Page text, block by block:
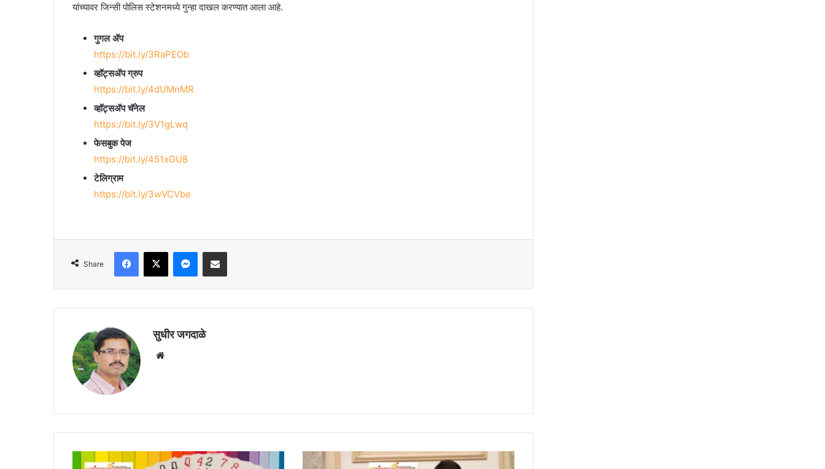
यांच्यावर जिन्सी पोलिस स्टेशनमध्ये गुन्हा दाखल करण्यात आला आहे.
गुगल ॲप
https://bit.ly/3RaPEOb
व्हॉट्सॲप ग्रुप
https://bit.ly/4dUMnMR
व्हॉट्सॲप चॅनेल
https://bit.ly/3V1gLwq
फेसबुक पेज
https://bit.ly/451xGU8
टेलिग्राम
https://bit.ly/3wVCVbe
Share
Facebook
X Messenger
Share via Email
सुधीर जगदाळे
छत्रपती
भटक्या